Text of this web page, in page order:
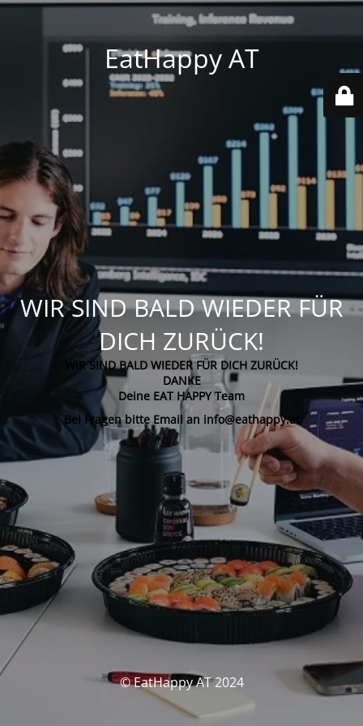
EatHappy AT
WIR SIND BALD WIEDER FÜR
DICH ZURÜCK!
WIR SIND BALD WIEDER FÜR DICH ZURÜCK!
DANKE
Deine EAT HAPPY Team
Bei Fragen bitte Email an info@eathappy.at
© EatHappy AT 2024